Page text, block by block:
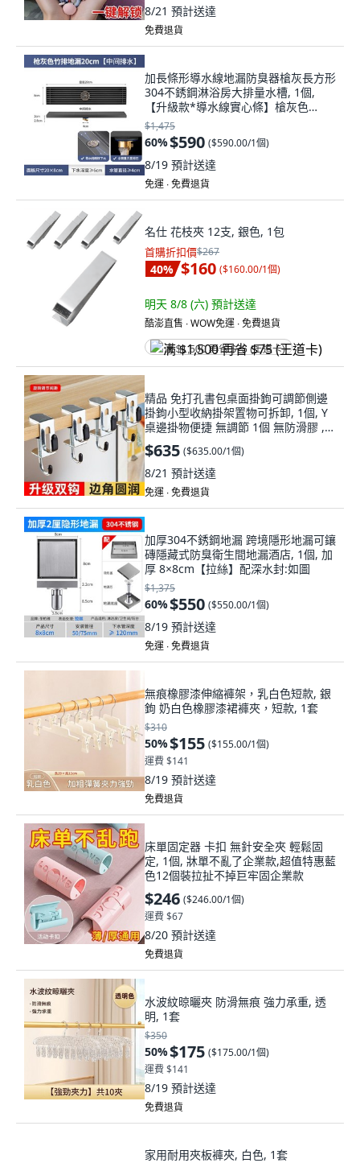
8/21 預計送達
免費退貨
加長條形導水線地漏防臭器槍灰長方形
304不銹鋼淋浴房大排量水槽, 1個,
【升級款*導水線實心條】槍灰色
20cm中排:如圖
$1,475
60%$590 ($590.00/1個)
8/19 預計送達
免運 ∙ 免費退貨
名仕 花枝夾 12支, 銀色, 1包
首購折扣價$267
40% $160 ($160.00/1個)
明天 8/8 (六) 預計送達
酷澎直售 ∙ WOW免運 ∙ 免費退貨
满 $1,500 再省 $75 (王道卡)
精品 免打孔書包桌面掛鉤可調節側邊
掛鉤小型收納掛架置物可拆卸, 1個, Y
桌邊掛物便捷 無調節 1個 無防滑膠 ,Y
側邊掛鉤小型收納掛架置物可拆卸掛鉤
H
$635 ($635.00/1個)
8/21 預計送達
免運 ∙ 免費退貨
加厚304不銹鋼地漏 跨境隱形地漏可鑲
磚隱藏式防臭衛生間地漏酒店, 1個, 加
厚 8×8cm【拉絲】配深水封:如圖
$1,375
60%$550 ($550.00/1個)
8/19 預計送達
免運 ∙ 免費退貨
無痕橡膠漆伸縮褲架，乳白色短款, 銀
鉤 奶白色橡膠漆裙褲夾，短款, 1套
$310
50%$155 ($155.00/1個)
運費 $141
8/19 預計送達
免費退貨
床單固定器 卡扣 無針安全夾 輕鬆固
定, 1個, 牀單不亂了企業款,超值特惠藍
色12個裝拉扯不掉巨牢固企業款
$246 ($246.00/1個)
運費 $67
8/20 預計送達
免費退貨
水波紋晾曬夾 防滑無痕 強力承重, 透
明, 1套
$350
50%$175 ($175.00/1個)
運費 $141
8/19 預計送達
免費退貨
家用耐用夾板褲夾, 白色, 1套